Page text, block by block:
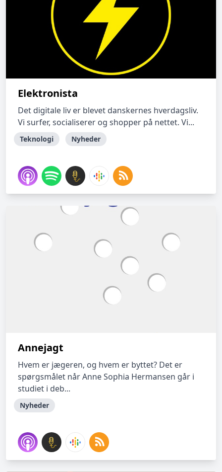
Elektronista
Det digitale liv er blevet danskernes hverdagsliv.
Vi surfer, socialiserer og shopper på nettet. Vi...
Teknologi Nyheder
Annejagt
Hvem er jægeren, og hvem er byttet? Det er
spørgsmålet når Anne Sophia Hermansen går i
studiet i deb...
Nyheder